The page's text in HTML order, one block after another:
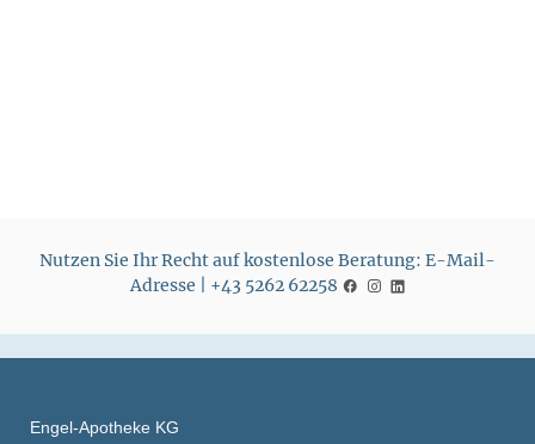
Nutzen Sie Ihr Recht auf kostenlose Beratung: E-Mail-
Adresse | +43 5262 62258
Engel-Apotheke KG